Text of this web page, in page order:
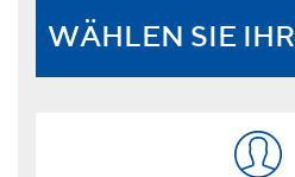
News
WÄHLEN SIE